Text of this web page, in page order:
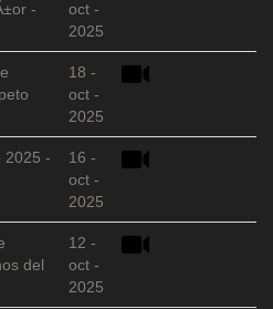
-
oct -
2025
18 -
oct -
2025
2025 -
16 -
oct -
2025
del
12 -
oct -
2025